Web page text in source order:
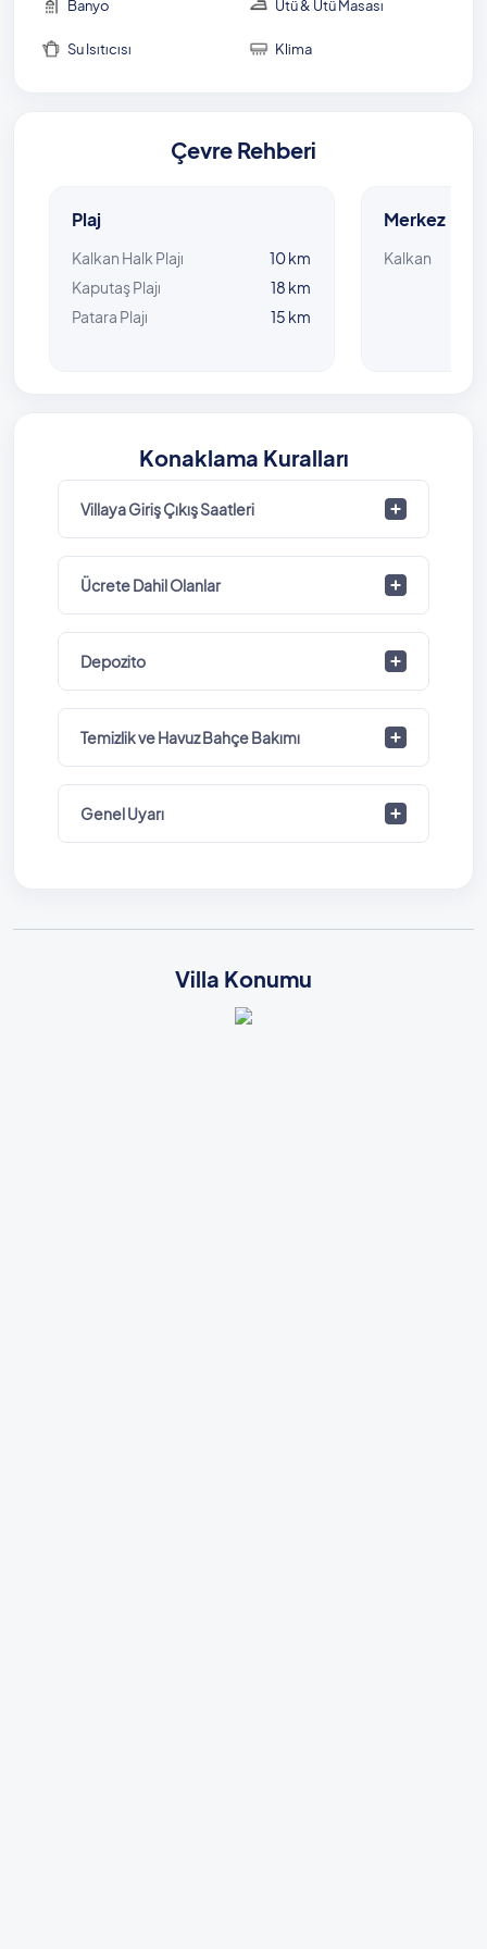
NOT: Bu villa, sadece aileler ve çiftler tarafından
Banyo Ütü & Ütü Masası
Su Isıtıcısı Klima
Çevre Rehberi
Plaj
Kalkan Halk Plajı
10 km
Kaputaş Plajı
18 km
Patara Plajı
15 km
Merkez
Kalkan
Konaklama Kuralları
Villaya Giriş Çıkış Saatleri
Ücrete Dahil Olanlar
Depozito
Temizlik ve Havuz Bahçe Bakımı
Genel Uyarı
Villa Konumu